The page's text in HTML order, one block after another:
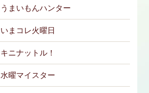
うまいもんハンター
いまコレ火曜日
キニナットル！
水曜マイスター